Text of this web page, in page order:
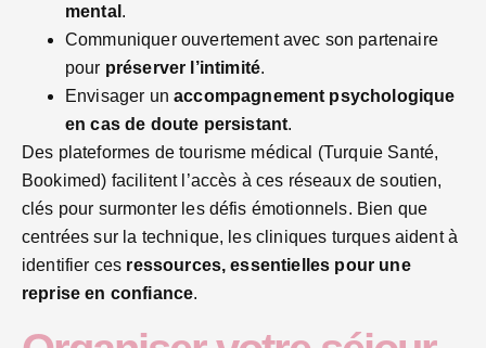
mental .
Communiquer ouvertement avec son partenaire
pour préserver l’intimité.
Envisager unaccompagnement psychologique
en cas de doute persistant.
Des plateformes de tourisme médical (Turquie Santé,
Bookimed) facilitent l’accès à ces réseaux de soutien,
clés pour surmonter les défis émotionnels. Bien que
centrées sur la technique, les cliniques turques aident à
identifier ces ressources, essentielles pour une
reprise en confiance.